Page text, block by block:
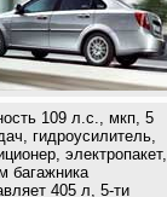
109 л.с., мкп, 5
гидроусилитель,
электропакет,
багажника
405 л, 5-ти